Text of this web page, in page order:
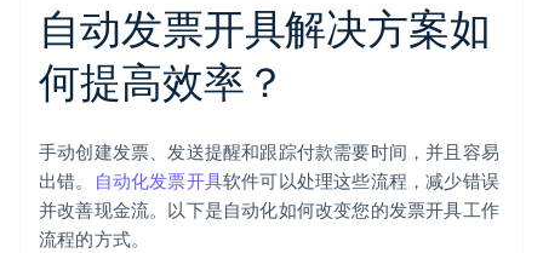
自动发票开具解决方案如
何提高效率？
手动创建发票、发送提醒和跟踪付款需要时间，并且容易
出错。
自动化发票开具软件可以处理这些流程，减少错误
并改善现金流。以下是自动化如何改变您的发票开具工作
流程的方式。